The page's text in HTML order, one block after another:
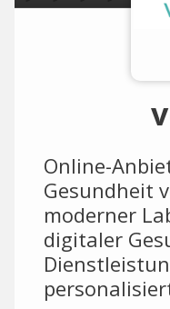
Online-
Gesundheit
moderner
digitaler